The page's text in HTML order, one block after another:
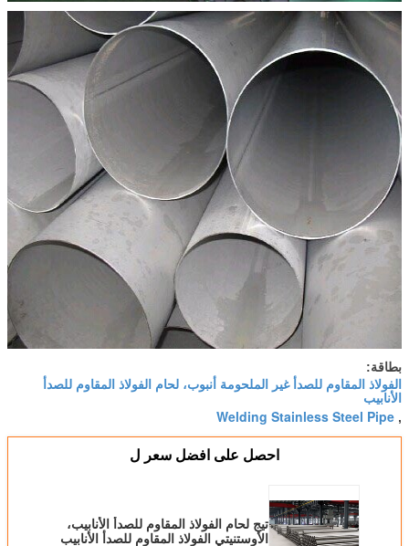
بطاقة:
الفولاذ المقاوم للصدأ غير الملحومة أنبوب، لحام الفولاذ المقاوم للصدأ
الأنابيب
,
Welding Stainless Steel Pipe
احصل على افضل سعر ل
تيج لحام الفولاذ المقاوم للصدأ الأنابيب،
الأوستنيتي الفولاذ المقاوم للصدأ الأنابيب